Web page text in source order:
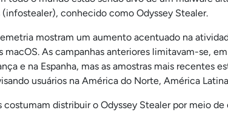
conhecido como Odyssey Stealer.
mostram um aumento acentuado na
macOS. As campanhas anteriores limitavam-se,
e na Espanha, mas as amostras mais recentes
usuários na América do Norte, América
costumam distribuir o Odyssey Stealer por meio